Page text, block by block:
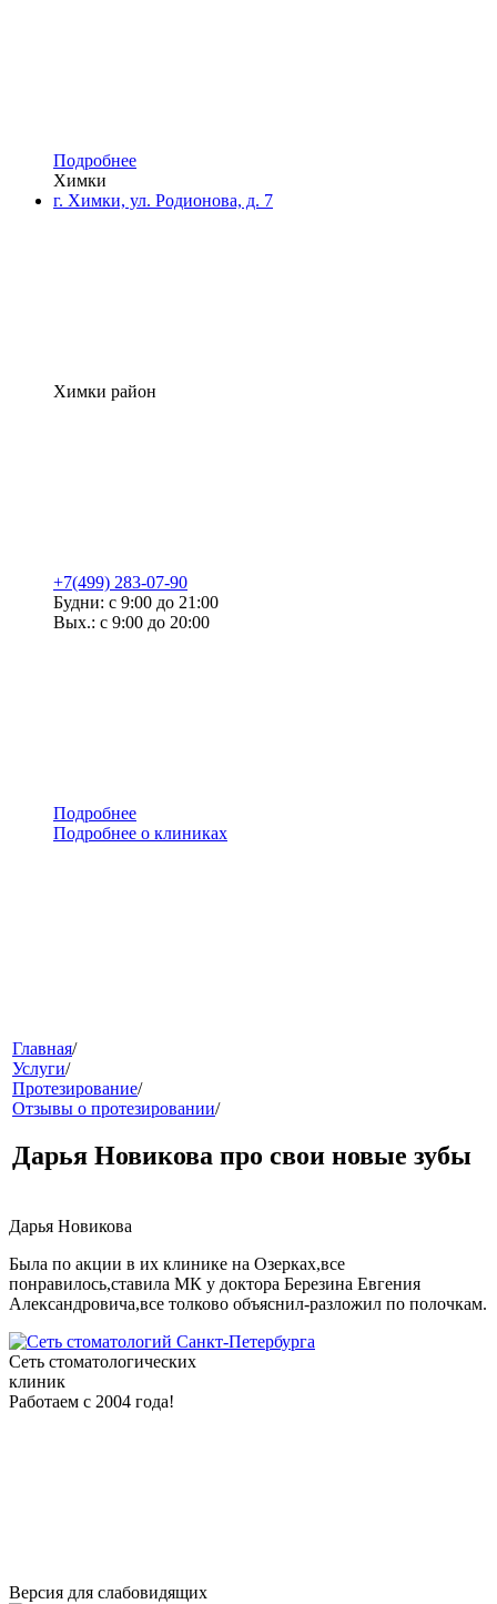
Подробнее
Химки
г. Химки, ул. Родионова, д. 7
Химки район
+7(499) 283-07-90
Будни: с 9:00 до 21:00
Вых.: с 9:00 до 20:00
Подробнее
Подробнее о клиниках
меню
Главная/
Услуги/
Протезирование/
Отзывы о протезировании/
Дарья Новикова про свои новые зубы
Дарья Новикова
Была по акции в их клинике на Озерках,все
понравилось,ставила МК у доктора Березина Евгения
Александровича,все толково объяснил-разложил по полочкам.
Сеть стоматологических
клиник
Работаем с 2004 года!
Версия для слабовидящих